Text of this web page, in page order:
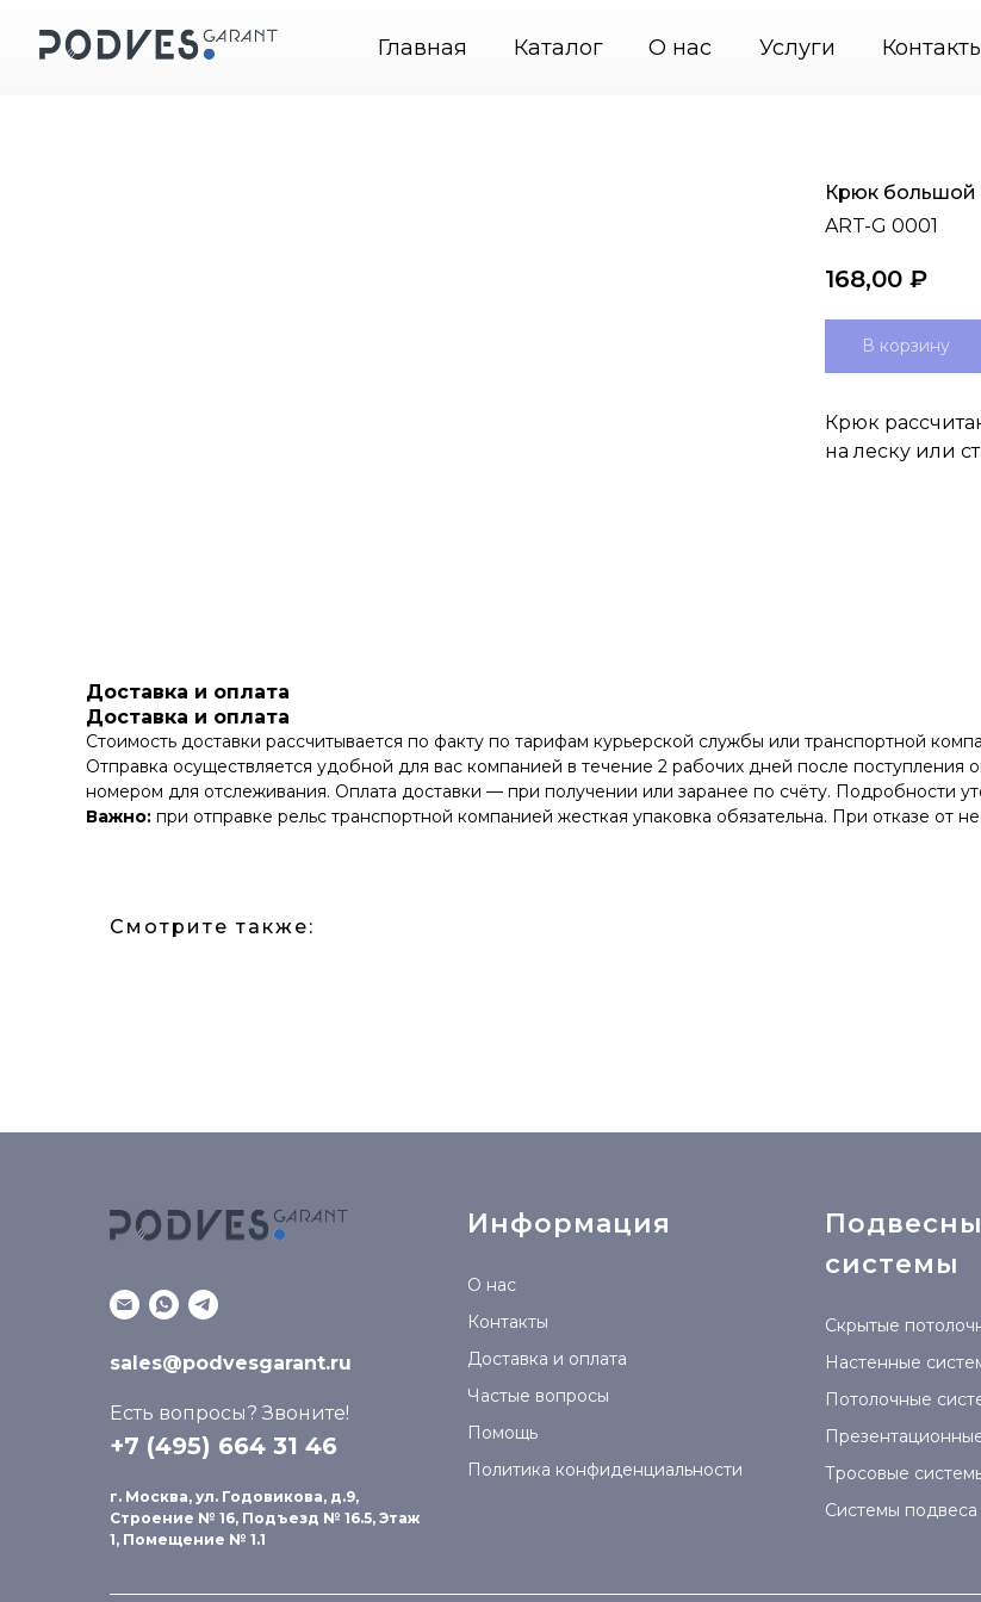
Услуги
О нас
Каталог
Главная
Крюк большой
ART-G 0001
168,00 ₽
В корзину
Крюк
на леску или
Доставка и оплата
Доставка и оплата
Стоимость доставки рассчитывается по факту по тарифам курьерской службы или транспортной
Отправка осуществляется удобной для вас компанией в течение 2 рабочих дней после поступления
номером для отслеживания. Оплата доставки — при получении или заранее по счёту. Подробности
Важно: при отправке рельс транспортной компанией жесткая упаковка обязательна. При отказе от
Смотрите также:
sales@podvesgarant.ru
Есть вопросы? Звоните!
+7 (495) 664 31 46
г. Москва, ул. Годовикова, д.9,
Строение № 16, Подъезд № 16.5, Этаж
1, Помещение № 1.1
Информация
О нас
Контакты
Доставка и оплата
Частые вопросы
Помощь
Политика конфиденциальности
системы
Скрытые
Настенные
Потолочные
Тросовые
Системы